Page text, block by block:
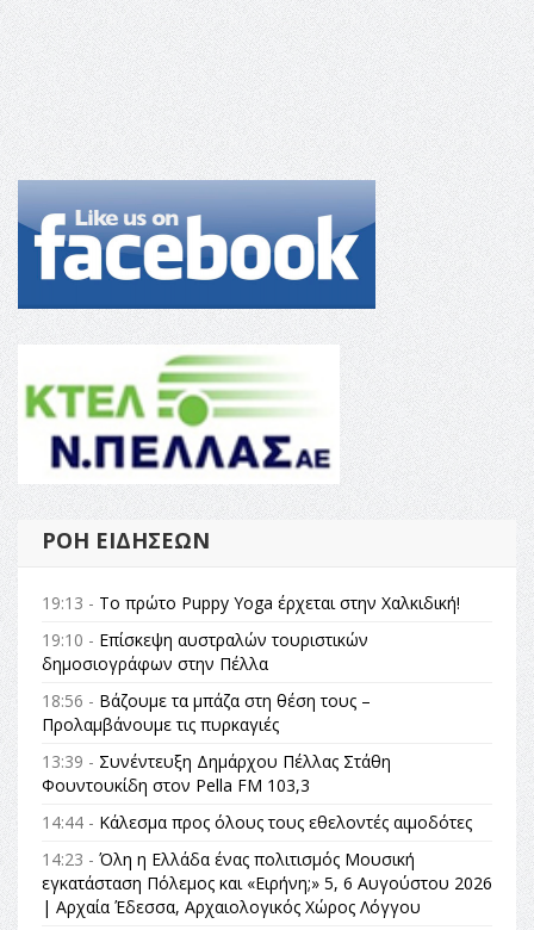
ΡΟΉ ΕΙΔΉΣΕΩΝ
19:13 - Το πρώτο Puppy Yoga έρχεται στην Χαλκιδική!
19:10 - Επίσκεψη αυστραλών τουριστικών
δημοσιογράφων στην Πέλλα
18:56 - Βάζουμε τα μπάζα στη θέση τους –
Προλαμβάνουμε τις πυρκαγιές
13:39 - Συνέντευξη Δημάρχου Πέλλας Στάθη
Φουντουκίδη στον Pella FM 103,3
14:44 - Κάλεσμα προς όλους τους εθελοντές αιμοδότες
14:23 - Όλη η Ελλάδα ένας πολιτισμός Μουσική
εγκατάσταση Πόλεμος και «Ειρήνη;» 5, 6 Αυγούστου 2026
| Αρχαία Έδεσσα, Αρχαιολογικός Χώρος Λόγγου